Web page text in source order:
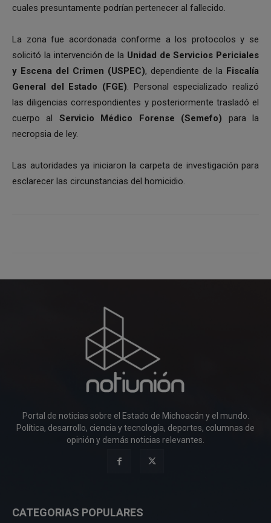
cuales presuntamente podrían pertenecer al fallecido.
La zona fue acordonada conforme a los protocolos y se
solicitó la intervención de la Unidad de Servicios Periciales
y Escena del Crimen (USPEC), dependiente de la Fiscalía
General del Estado (FGE). Personal especializado realizó
las diligencias correspondientes y posteriormente trasladó el
cuerpo al Servicio Médico Forense (Semefo) para la
necropsia de ley.
Las autoridades ya iniciaron la carpeta de investigación para
esclarecer las circunstancias del homicidio.
Portal de noticias sobre el Estado de Michoacán y el mundo.
Política, desarrollo, ciencia y tecnología, deportes, columnas de
opinión y demás noticias relevantes.
CATEGORIAS POPULARES